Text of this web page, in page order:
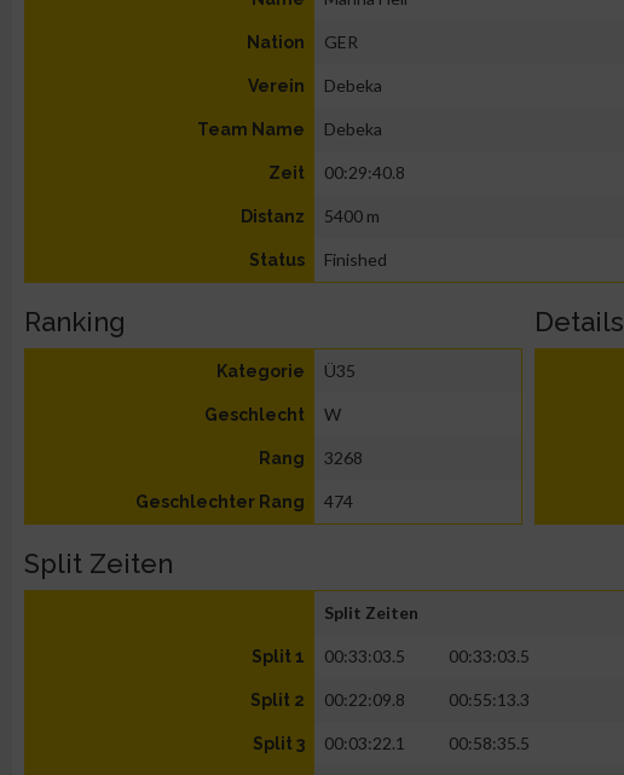
Nation GER
Verein Debeka
Team Name Debeka
Zeit 00:29:40.8
Distanz 5400 m
Status Finished
Ranking
Kategorie Ü35
Geschlecht W
Rang 3268
Geschlechter Rang 474
Details
Split Zeiten
Split Zeiten
Split 1 00:33:03.5 00:33:03.5
Split 2 00:22:09.8 00:55:13.3
Split 3 00:03:22.1 00:58:35.5